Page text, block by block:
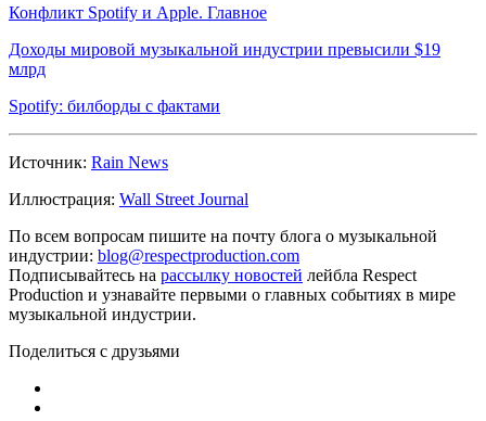
Конфликт Spotify и Apple. Главное
Доходы мировой музыкальной индустрии превысили $19
млрд
Spotify: билборды с фактами
Источник: Rain News
Иллюстрация: Wall Street Journal
По всем вопросам пишите на почту блога о музыкальной
индустрии: blog@respectproduction.com
Подписывайтесь на рассылку новостей лейбла Respect
Production и узнавайте первыми о главных событиях в мире
музыкальной индустрии.
Поделиться с друзьями